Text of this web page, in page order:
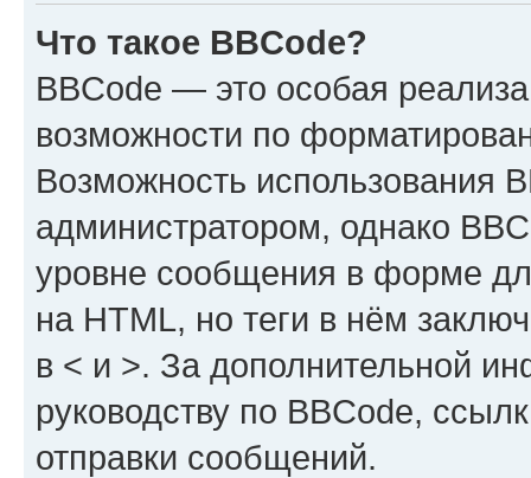
Что такое BBCode?
BBCode — это особая
возможности по
Возможность использования
администратором, однако
уровне сообщения в форме
на HTML, но теги в нём
в < и >. За дополнительной
руководству по BBCode,
отправки сообщений.